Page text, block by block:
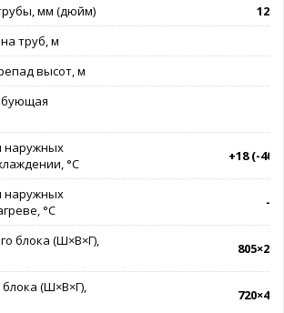
мм (дюйм)
12,7
труб, м
высот, м
наружных
°C
+18 (-
наружных
°C
-
блока (Ш×В×Г),
(Ш×В×Г),